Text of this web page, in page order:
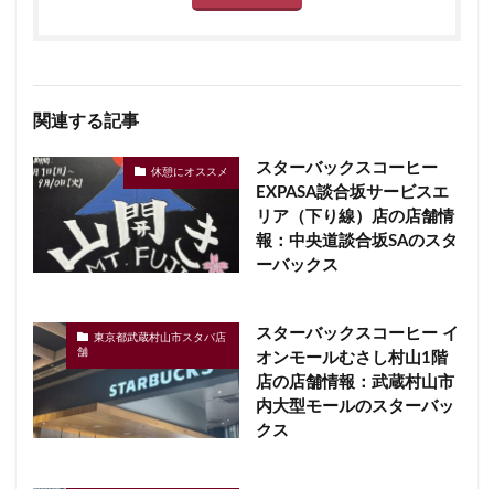
関連する記事
休憩にオススメ
スターバックスコーヒー
EXPASA談合坂サービスエ
リア（下り線）店の店舗情
報：中央道談合坂SAのスタ
ーバックス
東京都武蔵村山市スタバ店
舗
スターバックスコーヒー イ
オンモールむさし村山1階
店の店舗情報：武蔵村山市
内大型モールのスターバッ
クス